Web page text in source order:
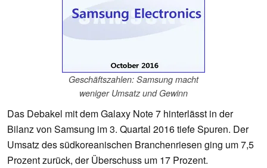
Geschäftszahlen: Samsung macht
weniger Umsatz und Gewinn
Das Debakel mit dem Galaxy Note 7 hinterlässt in der
Bilanz von Samsung im 3. Quartal 2016 tiefe Spuren. Der
Umsatz des südkoreanischen Branchenriesen ging um 7,5
Prozent zurück, der Überschuss um 17 Prozent.